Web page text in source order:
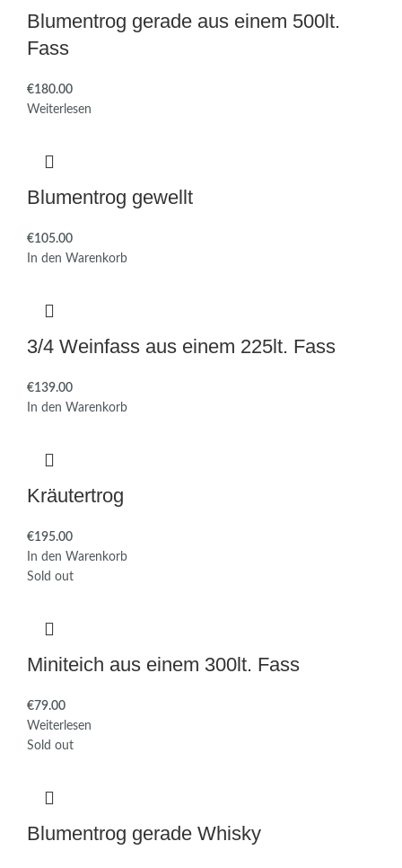
Blumentrog gerade aus einem 500lt.
Fass
€
Weiterlesen
Blumentrog gewellt
€
In den Warenkorb
3/4 Weinfass aus einem 225lt. Fass
€
In den Warenkorb
Kräutertrog
€
In den Warenkorb
Sold out
Miniteich aus einem 300lt. Fass
€
Weiterlesen
Sold out
Blumentrog gerade Whisky